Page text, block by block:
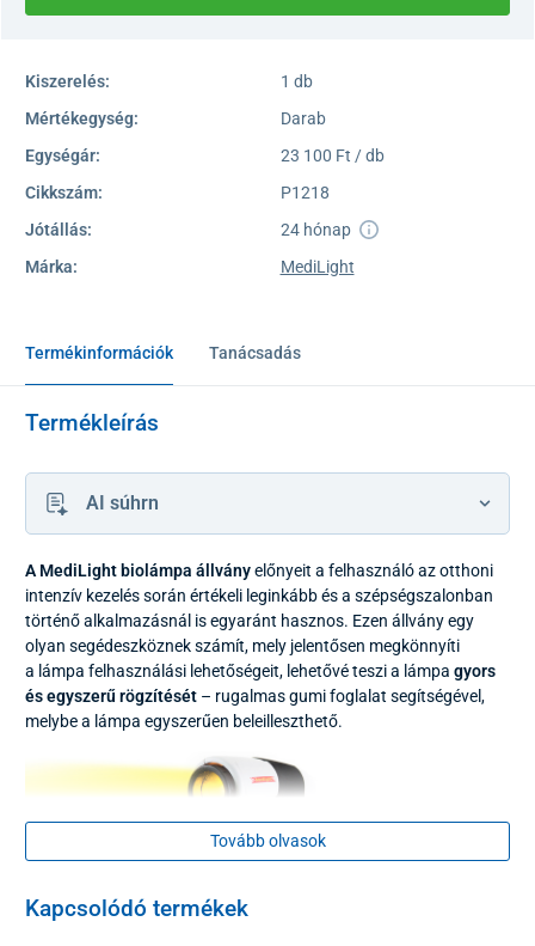
Kiszerelés:
1 db
Mértékegység:
Darab
Egységár:
23 100 Ft / db
Cikkszám:
P1218
Jótállás:
24 hónap
Márka:
MediLight
Termékinformációk Tanácsadás
Termékleírás
AI súhrn
A MediLight biolámpa állványelőnyeit a felhasználó az otthoni
intenzív kezelés során értékeli leginkább és a szépségszalonban
történő alkalmazásnál is egyaránt hasznos. Ezen állvány egy
olyan segédeszköznek számít, mely jelentősen megkönnyíti
a lámpa felhasználási lehetőségeit, lehetővé teszi a lámpa gyors
és egyszerű rögzítését – rugalmas gumi foglalat segítségével,
melybe a lámpa egyszerűen beleilleszthető.
Tovább olvasok
Kapcsolódó termékek